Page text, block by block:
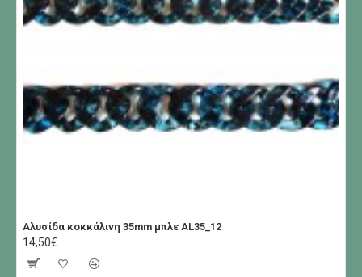
Αλυσίδα κοκκάλινη 35mm μπλε AL35_12
14,50€